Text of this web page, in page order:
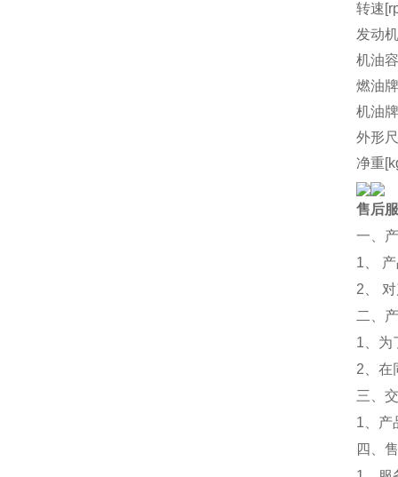
转速
发动
机油
燃油
机油
外形
净重
售后
一、
1、
2、
二、
1、为
2、在
三、
1、产
四、